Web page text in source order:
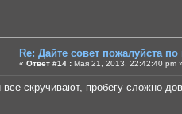
Re: Дайте совет пожалуйста
« Ответ #14 : Мая 21, 2013, 22:42:40 pm
все скручивают, пробегу сложно